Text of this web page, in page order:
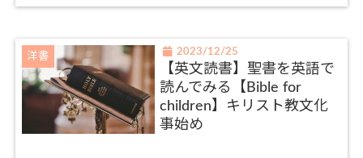
洋書 2023/12/25
【英文読書】聖書を英語で
読んでみる【Bible for
children】キリスト教文化
事始め